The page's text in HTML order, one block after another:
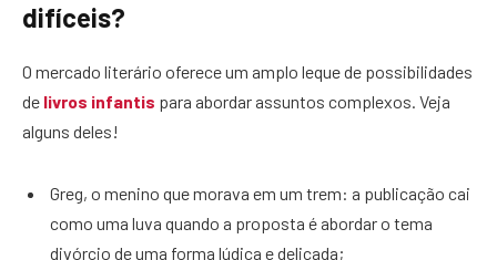
difíceis?
O mercado literário oferece um amplo leque de possibilidades
de livros infantis para abordar assuntos complexos. Veja
alguns deles!
Greg, o menino que morava em um trem: a publicação cai
como uma luva quando a proposta é abordar o tema
divórcio de uma forma lúdica e delicada;